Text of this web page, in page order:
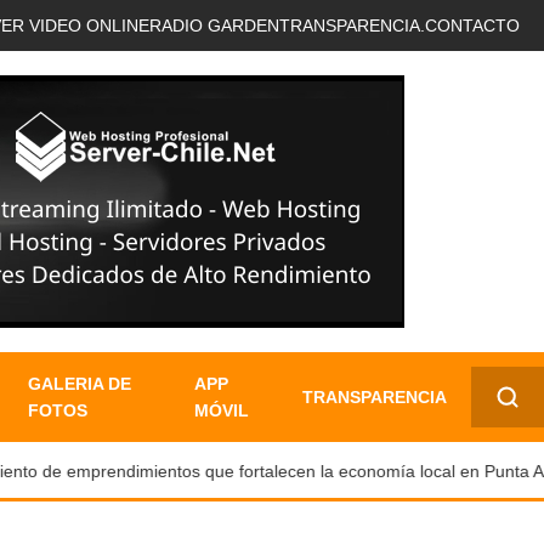
VIDEO ONLINERADIO GARDENTRANSPARENCIA. CONTACTO
GALERIA DE
FOTOS
APP
MÓVIL
TRANSPARENCIA
✕
de emprendimientos que fortalecen la economía local en Punta